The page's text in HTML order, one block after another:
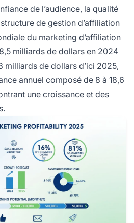
de l’audience, la qualité
de gestion d’affiliation
du marketing d’affiliation
milliards de dollars en 2024
milliards de dollars d’ici 2025,
annuel composé de 8 à 18,6
une croissance et des